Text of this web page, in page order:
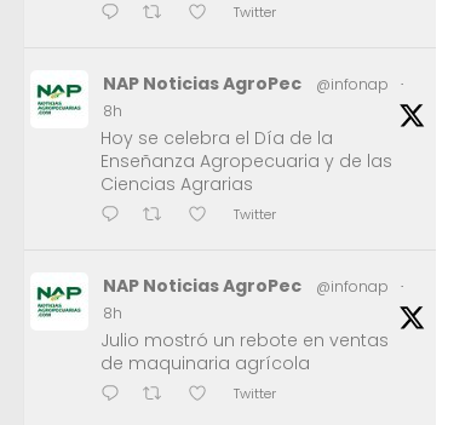
Twitter
NAP Noticias AgroPec @infonap
·
8h
Hoy se celebra el Día de la
Enseñanza Agropecuaria y de las
Ciencias Agrarias
Twitter
NAP Noticias AgroPec @infonap
·
8h
Julio mostró un rebote en ventas
de maquinaria agrícola
Twitter